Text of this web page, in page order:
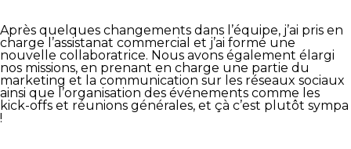
Après quelques changements dans l’équipe, j’ai pris en
charge l’assistanat commercial et j’ai formé une
nouvelle collaboratrice. Nous avons également élargi
nos missions, en prenant en charge une partie du
marketing et la communication sur les réseaux sociaux
ainsi que l’organisation des événements comme les
kick-offs et réunions générales, et çà c’est plutôt sympa
!